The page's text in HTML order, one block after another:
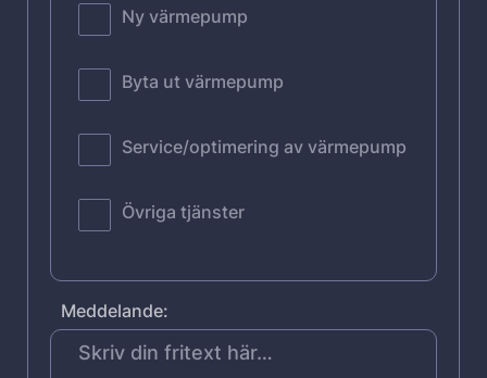
Ny värmepump
Byta ut värmepump
Service/optimering av värmepump
Övriga tjänster
Meddelande: